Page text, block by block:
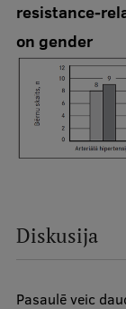
resistance-
on gender
Diskusija
Pasaulē veic